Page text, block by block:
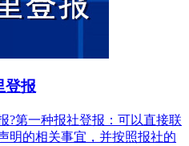
登报
?第一种报社登报：可以直接联
明的相关事宜，并按照报社的